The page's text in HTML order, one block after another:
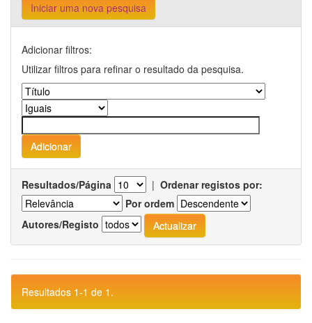
Iniciar uma nova pesquisa
Adicionar filtros:
Utilizar filtros para refinar o resultado da pesquisa.
Resultados/Página | Ordenar registos por:
Por ordem
Autores/Registo
Resultados 1-1 de 1.